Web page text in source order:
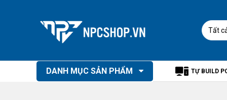
Tất
DANH MỤC SẢN PHẨM TỰ BUILD